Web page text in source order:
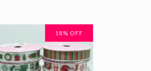
18% OFF